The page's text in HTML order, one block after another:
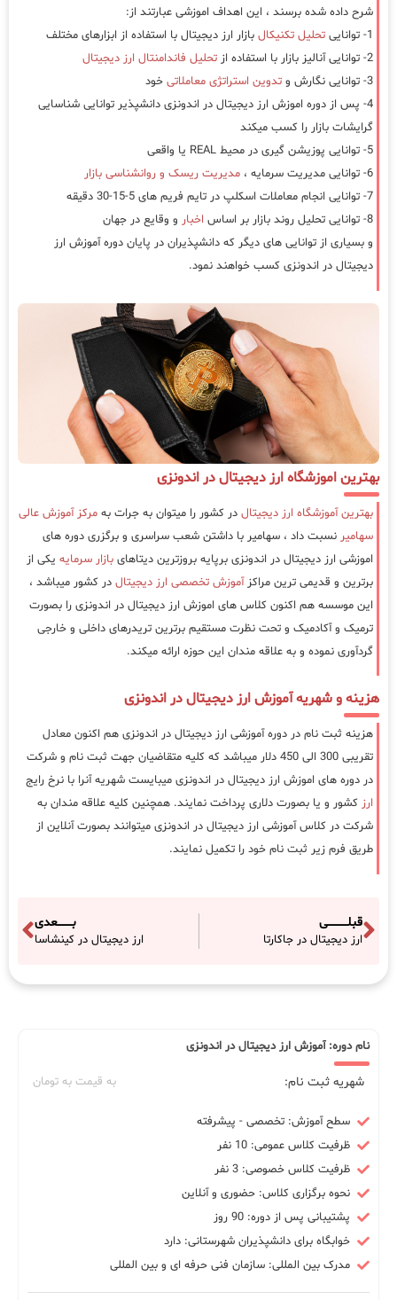
شرح داده شده برسند ، این اهداف اموزشی عبارتند از:
1- توانایی
تحلیل تکنیکال بازار ارز دیجیتال با استفاده از ابزارهای مختلف
2- توانایی آنالیز بازار با استفاده از
تحلیل فاندامنتال ارز دیجیتال
3- توانایی نگارش و
تدوین استراتژی معاملاتی خود
4- پس از دوره اموزش ارز دیجیتال در اندونزی دانشپذیر توانایی شناسایی
گرایشات بازار را کسب میکند
5- توانایی پوزیشن گیری در محیط REAL یا واقعی
6- توانایی مدیریت سرمایه ،
مدیریت ریسک و روانشناسی بازار
7- توانایی انجام معاملات اسکلپ در تایم فریم های 5-15-30 دقیقه
8- توانایی تحلیل روند بازار بر اساس
اخبار و وقایع در جهان
و بسیاری از توانایی های دیگر که دانشپذیران در پایان دوره آموزش ارز
دیجیتال در اندونزی کسب خواهند نمود.
بهترین اموزشگاه ارز دیجیتال در اندونزی
بهترین آموزشگاه ارز دیجیتال در کشور را میتوان به جرات به مرکز آموزش عالی
سهامیر نسبت داد ، سهامیر با داشتن شعب سراسری و برگزری دوره های
اموزشی ارز دیجیتال در اندونزی برپایه بروزترین دیتاهای بازار سرمایه یکی از
برترین و قدیمی ترین مراکزآموزش تخصصی ارز دیجیتال در کشور میباشد ،
این موسسه هم اکنون کلاس های اموزش ارز دیجیتال در اندونزی را بصورت
ترمیک و آکادمیک و تحت نظرت مستقیم برترین تریدرهای داخلی و خارجی
گردآوری نموده و به علاقه مندان این حوزه ارائه میکند.
هزینه و شهریه آموزش ارز دیجیتال در اندونزی
هزینه ثبت نام در دوره آموزشی ارز دیجیتال در اندونزی هم اکنون معادل
تقریبی 300 الی 450 دلار میباشد که کلیه متقاضیان جهت ثبت نام و شرکت
در دوره های اموزش ارز دیجیتال در اندونزی میبایست شهریه آنرا با نرخ رایج
ارز کشور و یا بصورت دلاری پرداخت نمایند. همچنین کلیه علاقه مندان به
شرکت در کلاس آموزشی ارز دیجیتال در اندونزی میتوانند بصورت آنلاین از
طریق فرم زیر ثبت نام خود را تکمیل نمایند.
قبلـــــــــــی
ارز دیجیتال در جاکارتا
بــــــــعدی
ارز دیجیتال در کینشاسا
نام دوره: آموزش ارز دیجیتال در اندونزی
شهریه ثبت نام: به قیمت به تومان
سطح آموزش: تخصصی - پیشرفته
ظرفیت کلاس عمومی: 10 نفر
ظرفیت کلاس خصوصی: 3 نفر
نحوه برگزاری کلاس: حضوری و آنلاین
پشتیبانی پس از دوره: 90 روز
خوابگاه برای دانشپذیران شهرستانی: دارد
مدرک بین المللی: سازمان فنی حرفه ای و بین المللی